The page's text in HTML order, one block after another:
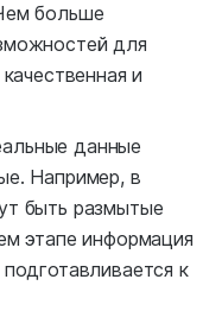
больше
для
и
данные
Например, в
быть размытые
этапе информация
к